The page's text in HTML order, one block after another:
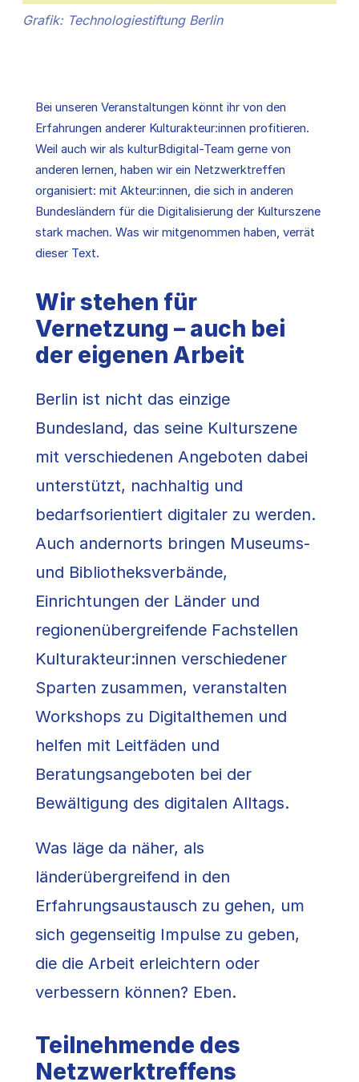
Grafik: Technologiestiftung Berlin
Bei unseren Veranstaltungen könnt ihr von den
Erfahrungen anderer Kulturakteur:innen profitieren.
Weil auch wir als kulturBdigital-Team gerne von
anderen lernen, haben wir ein Netzwerktreffen
organisiert: mit Akteur:innen, die sich in anderen
Bundesländern für die Digitalisierung der Kulturszene
stark machen. Was wir mitgenommen haben, verrät
dieser Text.
Wir stehen für
Vernetzung – auch bei
der eigenen Arbeit
Berlin ist nicht das einzige
Bundesland, das seine Kulturszene
mit verschiedenen Angeboten dabei
unterstützt, nachhaltig und
bedarfsorientiert digitaler zu werden.
Auch andernorts bringen Museums-
und Bibliotheksverbände,
Einrichtungen der Länder und
regionenübergreifende Fachstellen
Kulturakteur:innen verschiedener
Sparten zusammen, veranstalten
Workshops zu Digitalthemen und
helfen mit Leitfäden und
Beratungsangeboten bei der
Bewältigung des digitalen Alltags.
Was läge da näher, als
länderübergreifend in den
Erfahrungsaustausch zu gehen, um
sich gegenseitig Impulse zu geben,
die die Arbeit erleichtern oder
verbessern können? Eben.
Teilnehmende des
Netzwerktreffens